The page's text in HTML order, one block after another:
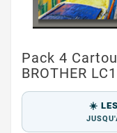
Pack 4
BROTHER
☀️